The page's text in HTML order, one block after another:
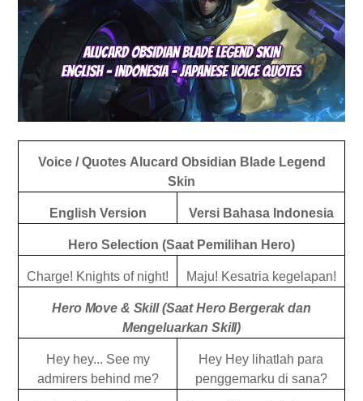
Voice / Quotes Alucard Obsidian Blade Legend
Skin
English Version Versi Bahasa Indonesia
Hero Selection (Saat Pemilihan Hero)
Charge! Knights of night! Maju! Kesatria kegelapan!
Hero Move & Skill (Saat Hero Bergerak dan
Mengeluarkan Skill)
Hey hey... See my
admirers behind me?
Hey Hey lihatlah para
penggemarku di sana?